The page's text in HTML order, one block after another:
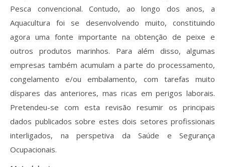
Ficha técnica
Pesca convencional. Contudo, ao longo dos anos, a
Aquacultura foi se desenvolvendo muito, constituindo
agora uma fonte importante na obtenção de peixe e
outros produtos marinhos. Para além disso, algumas
empresas também acumulam a parte do processamento,
congelamento e/ou embalamento, com tarefas muito
díspares das anteriores, mas ricas em perigos laborais.
Pretendeu-se com esta revisão resumir os principais
dados publicados sobre estes dois setores profissionais
interligados, na perspetiva da Saúde e Segurança
Ocupacionais.